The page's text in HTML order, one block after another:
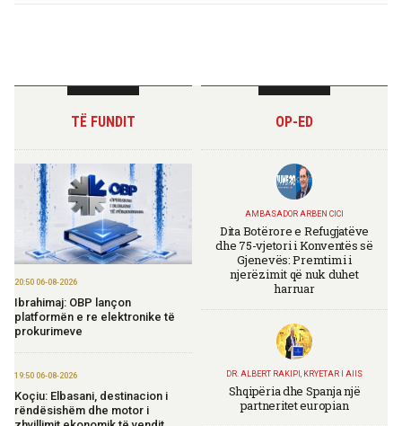
TË FUNDIT
20:50 06-08-2026
Ibrahimaj: OBP lançon
platformën e re elektronike të
prokurimeve
19:50 06-08-2026
Koçiu: Elbasani, destinacion i
rëndësishëm dhe motor i
OP-ED
AMBASADOR ARBEN CICI
Dita Botërore e Refugjatëve
dhe 75-vjetori i Konventës së
Gjenevës: Premtimi i
njerëzimit që nuk duhet
harruar
DR. ALBERT RAKIPI, KRYETAR I AIIS
Shqipëria dhe Spanja një
partneritet europian